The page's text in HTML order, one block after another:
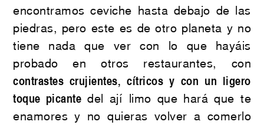
encontramos ceviche hasta debajo de las
piedras, pero este es de otro planeta y no
tiene nada que ver con lo que hayáis
probado en otros restaurantes, con
contrastes crujientes, cítricos y con un ligero
toque picante del ají limo que hará que te
enamores y no quieras volver a comerlo